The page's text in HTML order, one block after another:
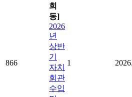
866
희
동]
2026
년
상반
기
자치
회관
수입
1